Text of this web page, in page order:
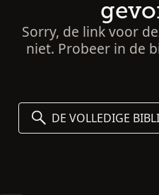
Sorry, de link voor
niet. Probeer in de
DE VOLLEDIGE